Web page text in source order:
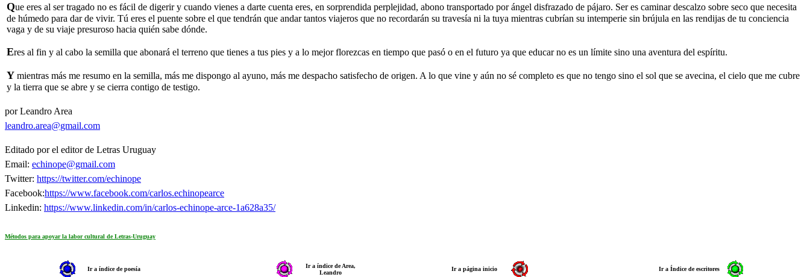
Que eres al ser tragado no es fácil de digerir y cuando vienes a darte cuenta eres, en sorprendida perplejidad, abono transportado por ángel disfrazado de pájaro. Ser es caminar descalzo sobre seco que necesita
de húmedo para dar de vivir. Tú eres el puente sobre el que tendrán que andar tantos viajeros que no recordarán su travesía ni la tuya mientras cubrían su intemperie sin brújula en las rendijas de tu conciencia
vaga y de su viaje presuroso hacia quién sabe dónde.
Eres al fin y al cabo la semilla que abonará el terreno que tienes a tus pies y a lo mejor florezcas en tiempo que pasó o en el futuro ya que educar no es un límite sino una aventura del espíritu.
Y mientras más me resumo en la semilla, más me dispongo al ayuno, más me despacho satisfecho de origen. A lo que vine y aún no sé completo es que no tengo sino el sol que se avecina, el cielo que me cubre
y la tierra que se abre y se cierra contigo de testigo.
por Leandro Area
leandro.area@gmail.com
Editado por el editor de Letras Uruguay
Email: echinope@gmail.com
Twitter: https://twitter.com/echinope
Facebook:https://www.facebook.com/carlos.echinopearce
Linkedin: https://www.linkedin.com/in/carlos-echinope-arce-1a628a35/
Métodos para apoyar la labor cultural de Letras-Uruguay
Ir a índice de poesía
Ir a índice de Area,
Leandro
Ir a página inicio Ir a Índice de escritores